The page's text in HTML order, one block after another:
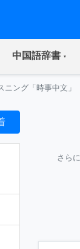
中国語辞書
ニング「時事中文」
さら